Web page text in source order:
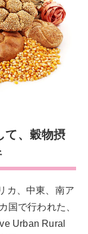
て、穀物摂
カ、中東、南ア
国で行われた、
Urban Rural